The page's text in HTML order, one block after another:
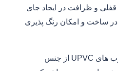
و ظرافت در ایجاد جای
ساخت و امکان رنگ پذیری
چهار چوب درب UPVC:چهار چوب های UPVC از جنس